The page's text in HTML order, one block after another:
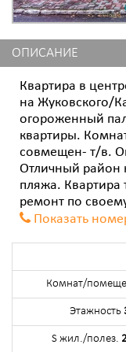
ОПИСАНИЕ
Квартира в
на Жуковского/
огороженный
квартиры.
совмещен- т/в.
Отличный район
пляжа. Квартира
ремонт по
Показать
Комнат/
Этажность
S жил./полез.